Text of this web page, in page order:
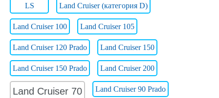
LS Land Cruiser (категория D)
Land Cruiser 100 Land Cruiser 105
Land Cruiser 120 Prado Land Cruiser 150
Land Cruiser 150 Prado Land Cruiser 200
Land Cruiser 70 Land Cruiser 90 Prado